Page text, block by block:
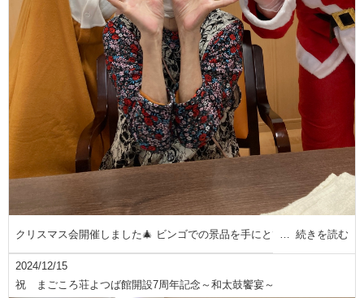
クリスマス会開催しました🎄 ビンゴでの景品を手にとて 続きを読む
2024/12/15
祝 まごころ荘よつば館開設7周年記念～和太鼓饗宴～